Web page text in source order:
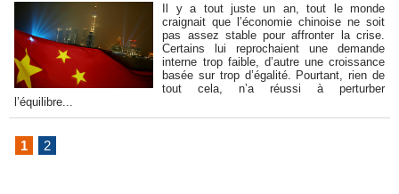
Il y a tout juste un an, tout le monde
craignait que l’économie chinoise ne soit
pas assez stable pour affronter la crise.
Certains lui reprochaient une demande
interne trop faible, d’autre une croissance
basée sur trop d’égalité. Pourtant, rien de
tout cela, n’a réussi à perturber
l’équilibre...
1 2